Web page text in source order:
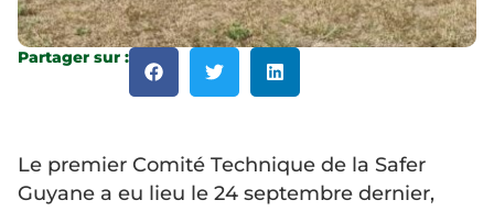
Partager sur :
Le premier Comité Technique de la Safer
Guyane a eu lieu le 24 septembre dernier,